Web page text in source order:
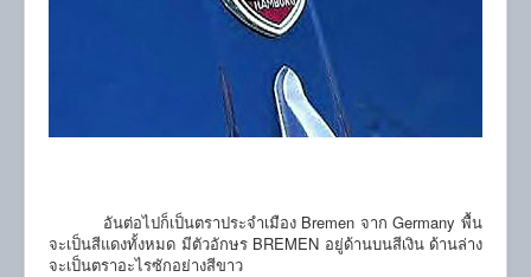
อันต่อไปก็เป็นตราประจำเมือง Bremen จาก Germany พื้น
จะเป็นสีแดงทั้งหมด มีตัวอักษร BREMEN อยู่ด้านบนสีเงิน ด้านล่าง
จะเป็นตราอะไรซักอย่างสีขาว